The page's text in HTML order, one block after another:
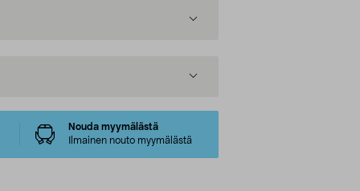
Nouda myymälästä
Ilmainen nouto myymälästä